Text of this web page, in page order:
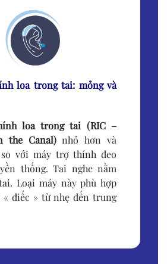
loa trong tai: mỏng và
loa trong tai (RIC –
the Canal)nhỏ hơn và
với máy trợ thính đeo
thống. Tai nghe nằm
Loại máy này phù hợp
« điếc » từ nhẹ đến trung